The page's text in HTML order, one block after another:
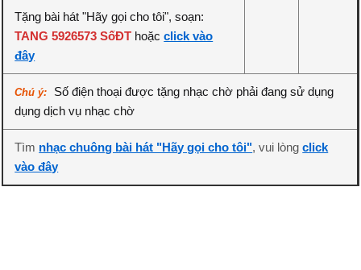
Tặng bài hát "Hãy gọi cho tôi", soạn:
TANG 5926573 SốĐT hoặcclick vào
đây
Chú ý:
Số điện thoại được tặng nhạc chờ phải đang sử dụng
dụng dịch vụ nhạc chờ
Tìm nhạc chuông bài hát "Hãy gọi cho tôi", vui lòngclick
vào đây